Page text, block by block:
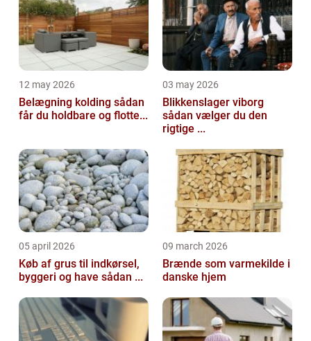
12 may 2026
Belægning kolding sådan
får du holdbare og flotte...
03 may 2026
Blikkenslager viborg
sådan vælger du den
rigtige ...
05 april 2026
Køb af grus til indkørsel,
byggeri og have sådan ...
09 march 2026
Brænde som varmekilde i
danske hjem